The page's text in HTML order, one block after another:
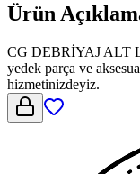
Ürün
CG DEBRİYAJ ALT
yedek parça ve
hizmetinizdeyiz.